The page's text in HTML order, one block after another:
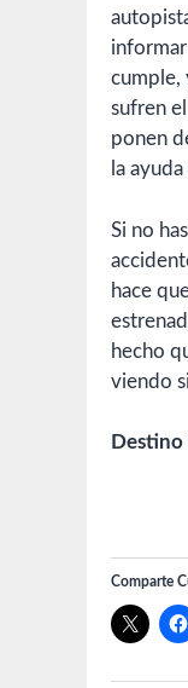
cumple,
sufren
ponen
la
Si no
hace
hecho
viendo
Destino
Comparte